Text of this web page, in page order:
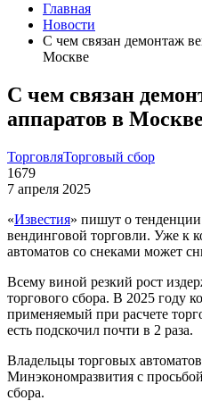
Главная
Новости
С чем связан демонтаж
Москве
С чем связан
аппаратов в Москве
ТорговляТорговый сбор
1679
7 апреля 2025
«Известия» пишут о
вендинговой торговли. Уже к
автоматов со снеками может
Всему виной резкий рост
торгового сбора. В 2025 году
применяемый при расчете
есть подскочил почти в 2 раза.
Владельцы торговых
Минэкономразвития с
сбора.